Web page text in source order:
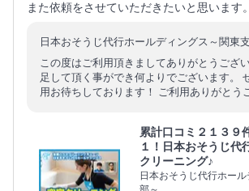
また依頼をさせていただきたいと思います。
日本おそうじ代行ホールディングス～関東
この度はご利用頂きましてありがとうござ
足して頂く事ができ何よりでございます。
用お待ちしております！ ご利用ありがとう
累計口コミ２１３９
１！日本おそうじ代
クリーニング♪
日本おそうじ代行ホー